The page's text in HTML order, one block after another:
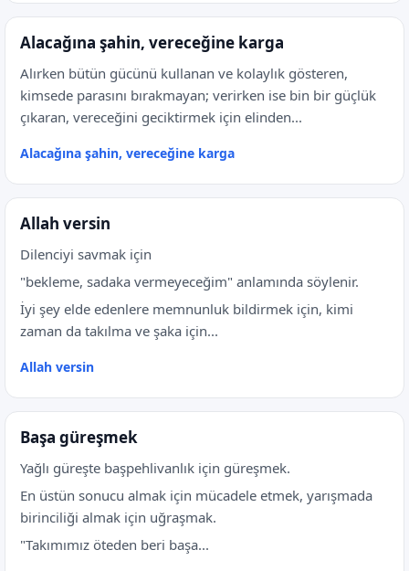
Alacağına şahin, vereceğine karga
Alırken bütün gücünü kullanan ve kolaylık gösteren,
kimsede parasını bırakmayan; verirken ise bin bir güçlük
çıkaran, vereceğini geciktirmek için elinden...
Alacağına şahin, vereceğine karga
Allah versin
Dilenciyi savmak için
"bekleme, sadaka vermeyeceğim" anlamında söylenir.
İyi şey elde edenlere memnunluk bildirmek için, kimi
zaman da takılma ve şaka için...
Allah versin
Başa güreşmek
Yağlı güreşte başpehlivanlık için güreşmek.
En üstün sonucu almak için mücadele etmek, yarışmada
birinciliği almak için uğraşmak.
"Takımımız öteden beri başa...